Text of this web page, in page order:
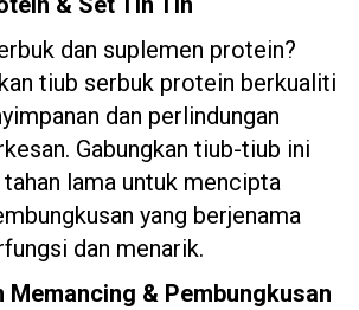
dan suplemen protein?
tiub serbuk protein berkualiti
dan perlindungan
Gabungkan tiub-tiub ini
lama untuk mencipta
yang berjenama
dan menarik.
Memancing & Pembungkusan